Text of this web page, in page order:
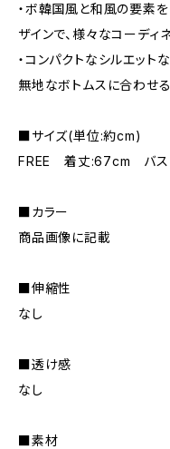
・ボ韓国風と和風の要素
ザインで、様々なコーディ
・コンパクトなシルエット
無地なボトムスに合わせ
■サイズ(単位:約cm)
FREE 着丈:67cm バ
■カラー
商品画像に記載
■伸縮性
なし
■透け感
なし
■素材